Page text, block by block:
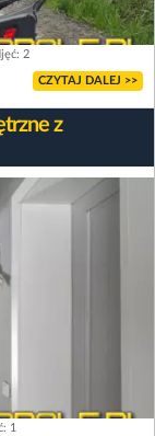
2
CZYTAJ DALEJ >>
z
1